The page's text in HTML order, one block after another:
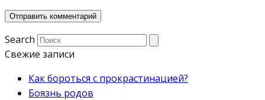
Search
Свежие записи
Как бороться с прокрастинацией?
Боязнь родов